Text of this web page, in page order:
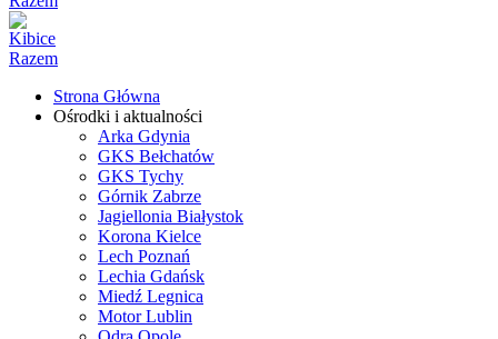
Strona Główna
Ośrodki i aktualności
Arka Gdynia
GKS Bełchatów
GKS Tychy
Górnik Zabrze
Jagiellonia Białystok
Korona Kielce
Lech Poznań
Lechia Gdańsk
Miedź Legnica
Motor Lublin